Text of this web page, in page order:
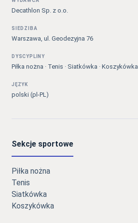
Decathlon Sp. z o.o.
SIEDZIBA
Warszawa, ul. Geodezyjna 76
DYSCYPLINY
Piłka nożna · Tenis · Siatkówka · Koszykówka
JĘZYK
polski (pl-PL)
Sekcje sportowe
Piłka nożna
Tenis
Siatkówka
Koszykówka